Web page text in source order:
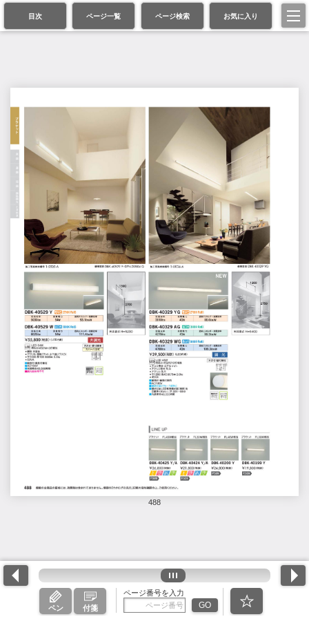
目次 ページ一覧 ページ検索 お気に入り
488
ペン 付箋
ページ番号を入力
GO